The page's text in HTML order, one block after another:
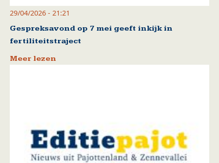
29/04/2026 - 21:21
Gespreksavond op 7 mei geeft inkijk in
fertiliteitstraject
Meer lezen